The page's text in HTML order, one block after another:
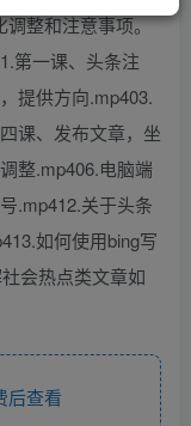
调整和注意事项。
第一课、头条注
提供方向.mp403.
课、发布文章，坐
整.mp406.电脑端
.mp412.关于头条
如何使用bing写
会热点类文章如
后查看